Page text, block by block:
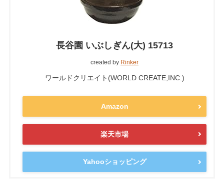
長谷園 いぶしぎん(大) 15713
created by Rinker
ワールドクリエイト(WORLD CREATE,INC.)
Amazon
楽天市場
Yahooショッピング